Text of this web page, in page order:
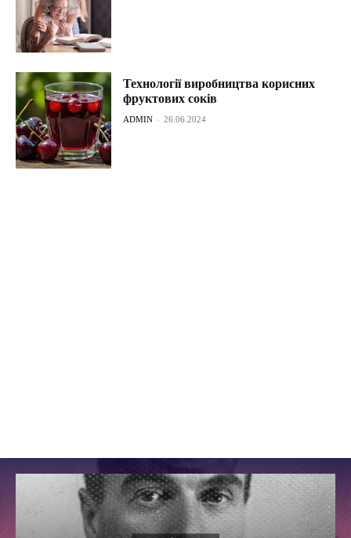
Технології виробництва корисних
фруктових соків
ADMIN - 26.06.2024